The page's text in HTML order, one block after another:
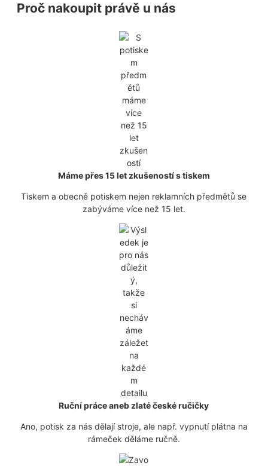
Proč nakoupit právě u nás
Máme přes 15 let zkušeností s tiskem
Tiskem a obecně potiskem nejen reklamních předmětů se
zabýváme více než 15 let.
Ruční práce aneb zlaté české ručičky
Ano, potisk za nás dělají stroje, ale např. vypnutí plátna na
rámeček děláme ručně.